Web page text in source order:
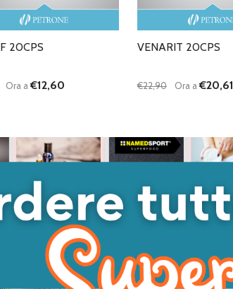
20CPS
Ora a€12,60
VENARIT 20CPS
€22,90 Ora a€20,61